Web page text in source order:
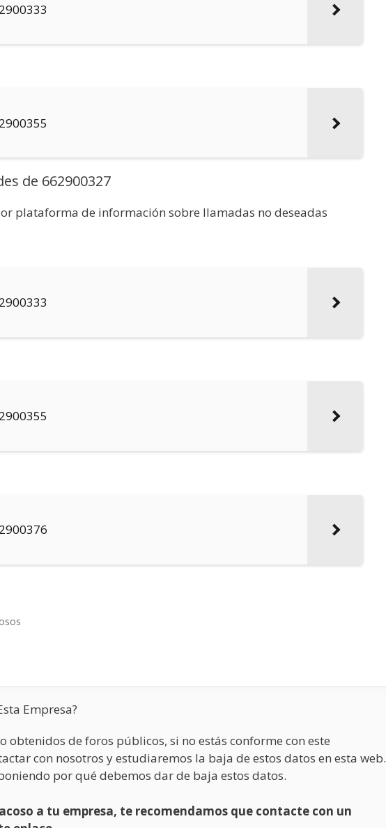
de 662900327
plataforma de información sobre llamadas no deseadas
Empresa?
obtenidos de foros públicos, si no estás conforme con este
con nosotros y estudiaremos la baja de estos datos en esta web.
por qué debemos dar de baja estos datos.
a tu empresa, te recomendamos que contacte con un